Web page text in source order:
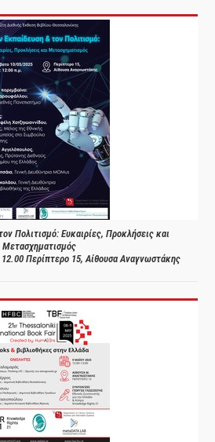
Πολιτισμό: Ευκαιρίες, Προκλήσεις και
Μετασχηματισμός
Περίπτερο 15, Αίθουσα Αναγνωστάκης